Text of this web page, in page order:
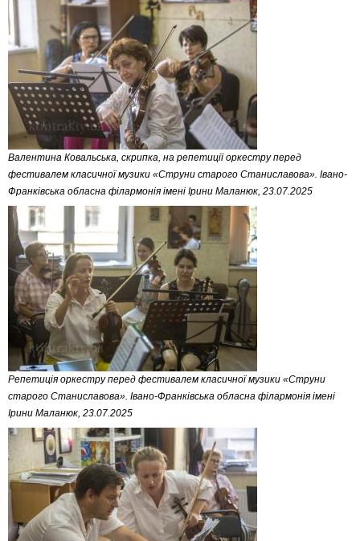
Валентина Ковальська, скрипка, на репетиції оркестру перед
фестивалем класичної музики «Струни старого Станиславова». Івано-
Франківська обласна філармонія імені Ірини Маланюк, 23.07.2025
Репетиція оркестру перед фестивалем класичної музики «Струни
старого Станиславова». Івано-Франківська обласна філармонія імені
Ірини Маланюк, 23.07.2025